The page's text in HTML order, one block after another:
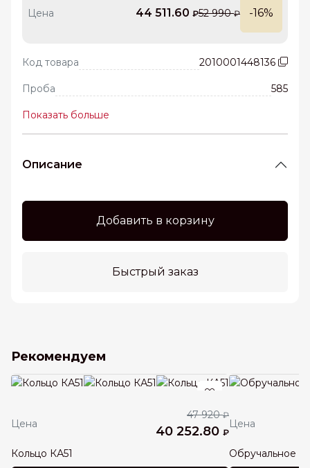
Цена 44 511.60 ₽52 990₽ -16%
Код товара 2010001448136
Проба 585
Показать больше
Описание
Добавить в корзину
Быстрый заказ
Рекомендуем
Цена
47 920₽
40 252.80 ₽
Кольцо КА51
Цена
Обручальное